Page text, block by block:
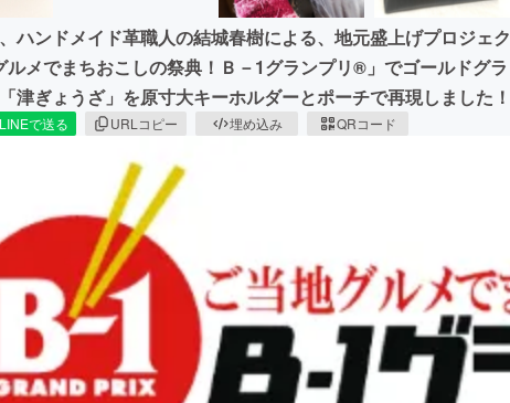
ハンドメイド革職人の結城春樹による、地元盛上げプロジェク
ルメでまちおこしの祭典！Ｂ－1グランプリ®」でゴールドグラ
津ぎょうざ」を原寸大キーホルダーとポーチで再現しました！
LINEで送る URLコピー 埋め込み QRコード